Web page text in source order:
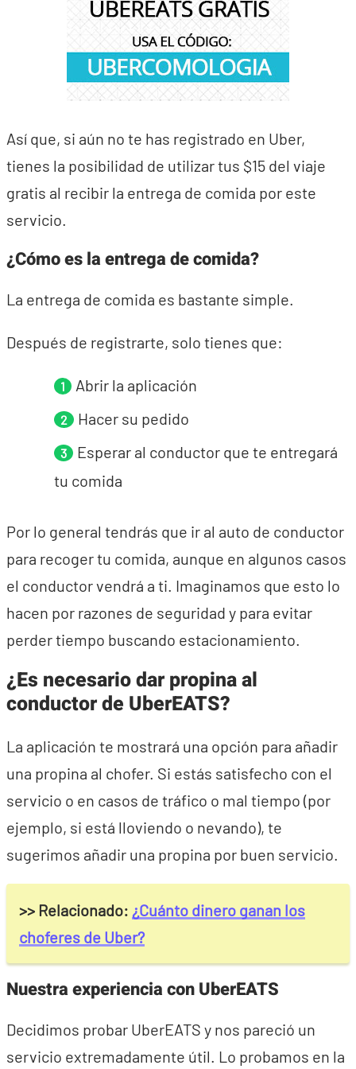
Así que, si aún no te has registrado en Uber,
tienes la posibilidad de utilizar tus $15 del viaje
gratis al recibir la entrega de comida por este
servicio.
¿Cómo es la entrega de comida?
La entrega de comida es bastante simple.
Después de registrarte, solo tienes que:
Abrir la aplicación
Hacer su pedido
Esperar al conductor que te entregará
tu comida
Por lo general tendrás que ir al auto de conductor
para recoger tu comida, aunque en algunos casos
el conductor vendrá a ti. Imaginamos que esto lo
hacen por razones de seguridad y para evitar
perder tiempo buscando estacionamiento.
¿Es necesario dar propina al
conductor de UberEATS?
La aplicación te mostrará una opción para añadir
una propina al chofer. Si estás satisfecho con el
servicio o en casos de tráfico o mal tiempo (por
ejemplo, si está lloviendo o nevando), te
sugerimos añadir una propina por buen servicio.
>> Relacionado: ¿Cuánto dinero ganan los
choferes de Uber?
Nuestra experiencia con UberEATS
Decidimos probar UberEATS y nos pareció un
servicio extremadamente útil. Lo probamos en la